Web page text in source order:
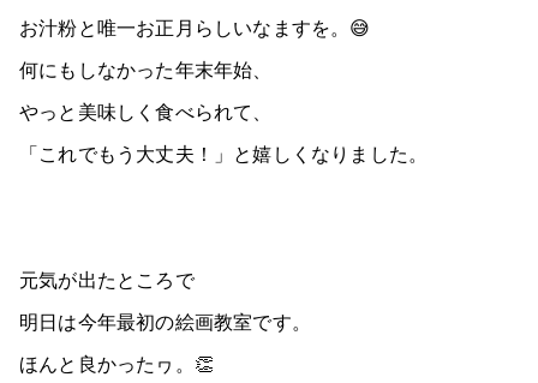
お汁粉と唯一お正月らしいなますを。😅
何にもしなかった年末年始、
やっと美味しく食べられて、
「これでもう大丈夫！」と嬉しくなりました。
元気が出たところで
明日は今年最初の絵画教室です。
ほんと良かったヮ。👏